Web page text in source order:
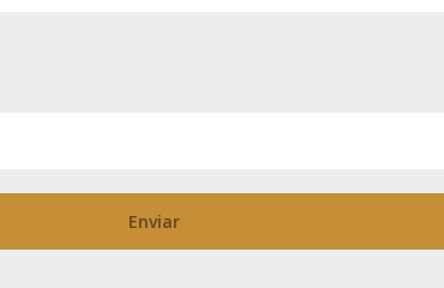
Mango Real: Té
negro